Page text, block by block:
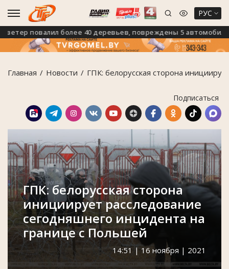
РУС
повалил более 40 деревьев, повреждены 5 автомобилей
Главная Новости ГПК: белорусская сторона
Подписаться
ГПК: белорусская сторона
инициирует расследование
сегодняшнего инцидента на
границе с Польшей
14:51 | 16 ноября | 2021